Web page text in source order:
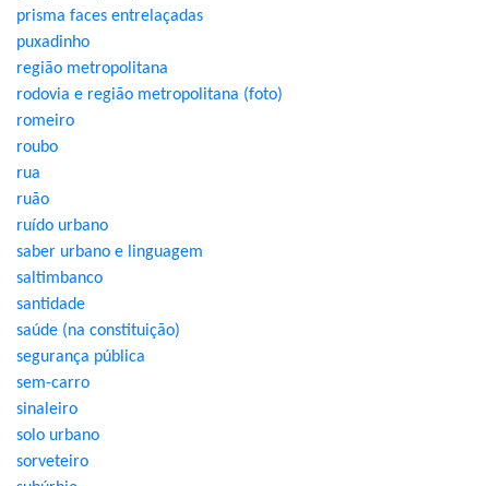
prisma faces entrelaçadas
puxadinho
região metropolitana
rodovia e região metropolitana (foto)
romeiro
roubo
rua
ruão
ruído urbano
saber urbano e linguagem
saltimbanco
santidade
saúde (na constituição)
segurança pública
sem-carro
sinaleiro
solo urbano
sorveteiro